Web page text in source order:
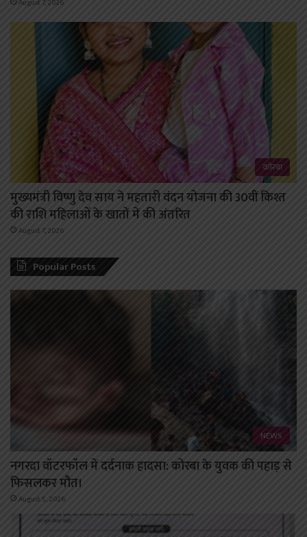
August 7, 2026
कोरबा
मुख्यमंत्री विष्णु देव साय ने महतारी वंदन योजना की 30वीं किश्त
की राशि महिलाओं के खातों में की अंतरित
August 7, 2026
Popular Posts
NEWS
नगरदा वॉटरफॉल में दर्दनाक हादसा: कोरबा के युवक की पहाड़ से
फिसलकर मौत।
August 5, 2026